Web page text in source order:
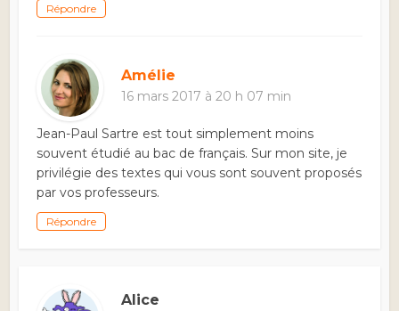
Répondre
Amélie
16 mars 2017 à 20 h 07 min
Jean-Paul Sartre est tout simplement moins
souvent étudié au bac de français. Sur mon site, je
privilégie des textes qui vous sont souvent proposés
par vos professeurs.
Répondre
Alice